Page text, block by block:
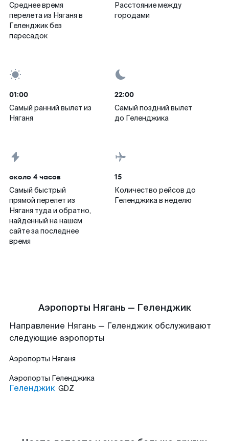
Среднее время
перелета из Няганя в
Геленджик без
пересадок
Расстояние между
городами
01:00
Самый ранний вылет из
Няганя
22:00
Самый поздний вылет
до Геленджика
около 4 часов
Самый быстрый
прямой перелет из
Няганя туда и обратно,
найденный на нашем
сайте за последнее
время
15
Количество рейсов до
Геленджика в неделю
Аэропорты Нягань — Геленджик
Направление Нягань — Геленджик обслуживают
следующие аэропорты
Аэропорты Няганя
Аэропорты Геленджика
Геленджик GDZ